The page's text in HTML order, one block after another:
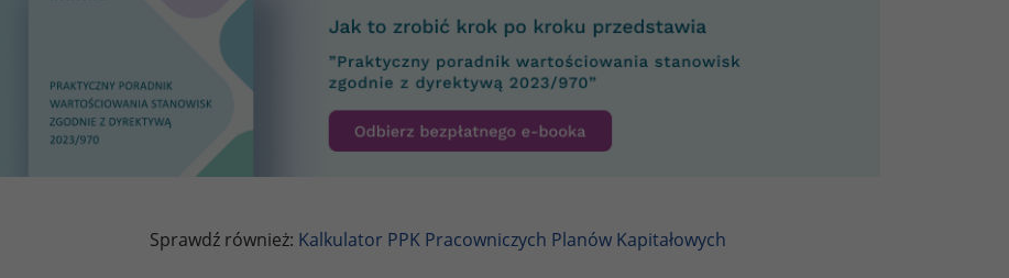
Sprawdź również: Kalkulator PPK Pracowniczych Planów Kapitałowych